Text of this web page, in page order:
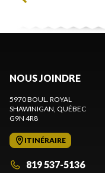
NOUS JOINDRE
5970 BOUL. ROYAL
SHAWINIGAN , QUÉBEC
G9N 4R8
ITINÉRAIRE
819 537-5136